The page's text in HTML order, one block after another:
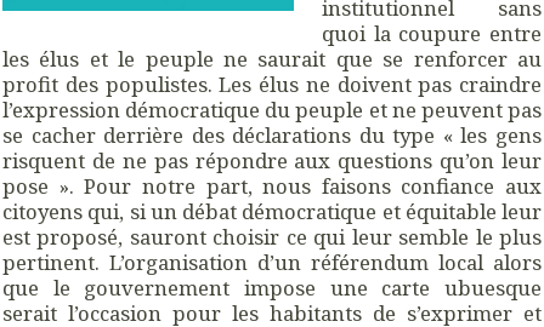
institutionnel sans
quoi la coupure entre
les élus et le peuple ne saurait que se renforcer au
profit des populistes. Les élus ne doivent pas craindre
l’expression démocratique du peuple et ne peuvent pas
se cacher derrière des déclarations du type « les gens
risquent de ne pas répondre aux questions qu’on leur
pose ». Pour notre part, nous faisons confiance aux
citoyens qui, si un débat démocratique et équitable leur
est proposé, sauront choisir ce qui leur semble le plus
pertinent. L’organisation d’un référendum local alors
que le gouvernement impose une carte ubuesque
serait l’occasion pour les habitants de s’exprimer et